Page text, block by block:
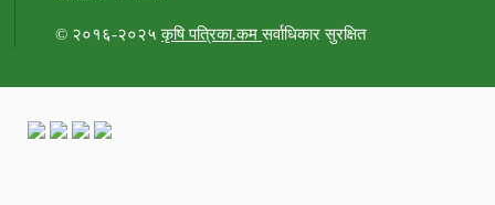
© २०१६-२०२५कृषि पत्रिका.कमसर्वाधिकार सुरक्षित